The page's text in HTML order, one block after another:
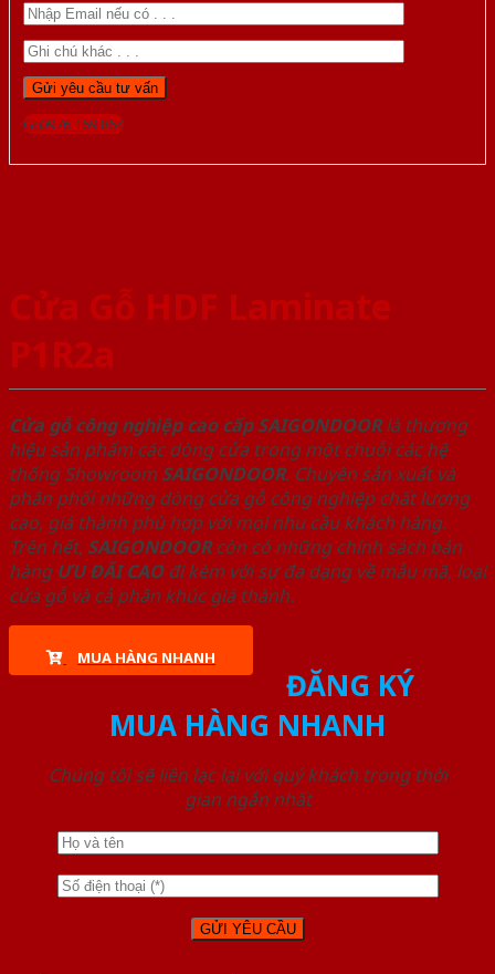
Gọi 0976.169.864
Cửa Gỗ HDF Laminate
P1R2a
Cửa gỗ công nghiệp cao cấp SAIGONDOORlà thương
hiệu sản phẩm các dòng cửa trong một chuỗi các hệ
thống Showroom SAIGONDOOR. Chuyên sản xuất và
phân phối những dòng cửa gỗ công nghiệp chất lượng
cao, giá thành phù hợp với mọi nhu cầu khách hàng.
Trên hết, SAIGONDOORcòn có những chính sách bán
hàng ƯU ĐÃI CAOđi kèm với sự đa dạng về mẫu mã, loại
cửa gỗ và cả phân khúc giá thành.
MUA HÀNG NHANH
ĐĂNG KÝ
MUA HÀNG NHANH
Chúng tôi sẽ liên lạc lại với quý khách trong thời
gian ngắn nhất